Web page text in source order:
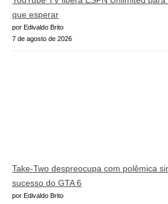
que esperar
por Edivaldo Brito
7 de agosto de 2026
Take-Two despreocupa com polêmica
sucesso do GTA 6
por Edivaldo Brito